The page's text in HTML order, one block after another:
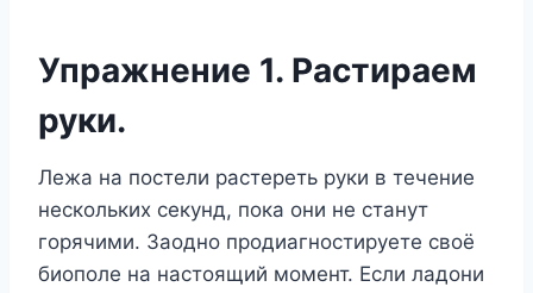
Упражнение 1. Растираем
руки.
Лежа на постели растереть руки в течение
нескольких секунд, пока они не станут
горячими. Заодно продиагностируете своё
биополе на настоящий момент. Если ладони